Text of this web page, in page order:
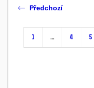
Předchozí
1 … 4 5